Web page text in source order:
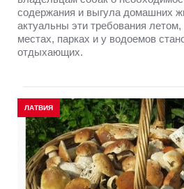
содержания и выгула домашних
актуальны эти требования
местах, парках и у водоемов
отдыхающих.
ЛАТВИЯ